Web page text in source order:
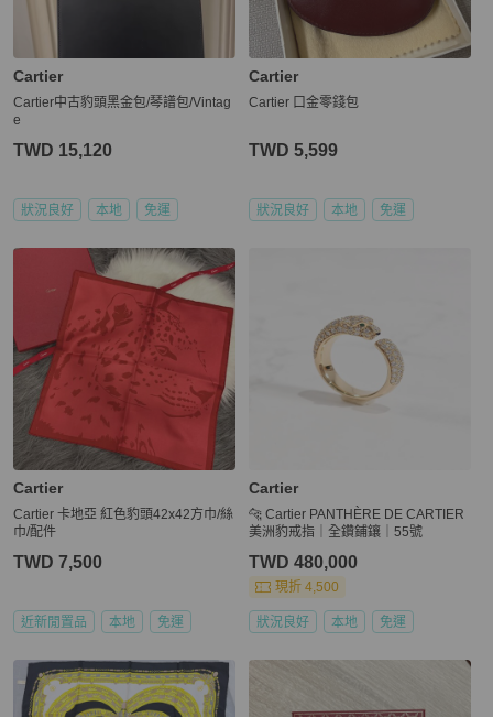
Cartier
Cartier中古豹頭黑金包/琴譜包/Vintag
e
TWD 15,120
狀況良好 本地 免運
Cartier
Cartier 口金零錢包
TWD 5,599
狀況良好 本地 免運
Cartier
Cartier 卡地亞 紅色豹頭42x42方巾/絲
巾/配件
TWD 7,500
近新閒置品 本地 免運
Cartier
🐆 Cartier PANTHÈRE DE CARTIER
美洲豹戒指｜全鑽鋪鑲｜55號
TWD 480,000
現折 4,500
狀況良好 本地 免運